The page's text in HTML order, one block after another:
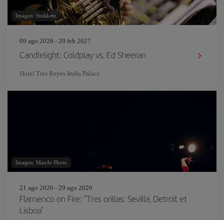
Imagen: Stokkete
09 ago 2026 - 20 feb 2027
Candlelight: Coldplay vs. Ed Sheeran
Hotel Tres Reyes Iruña Palace
Imagen: Max4e Photo
21 ago 2026 - 29 ago 2026
Flamenco on Fire: "Tres orillas: Sevilla, Detroit et
Lisboa"